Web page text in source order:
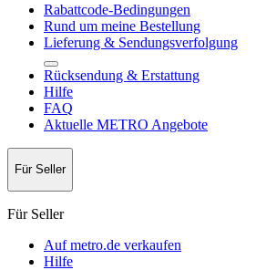
Rabattcode-Bedingungen
Rund um meine Bestellung
Lieferung & Sendungsverfolgung
Rücksendung & Erstattung
Hilfe
FAQ
Aktuelle METRO Angebote
Für Seller
Für Seller
Auf metro.de verkaufen
Hilfe